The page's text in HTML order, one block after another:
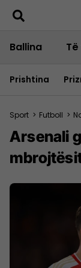
Ballina
Prishtina
Sport > Futboll >
Arsenali